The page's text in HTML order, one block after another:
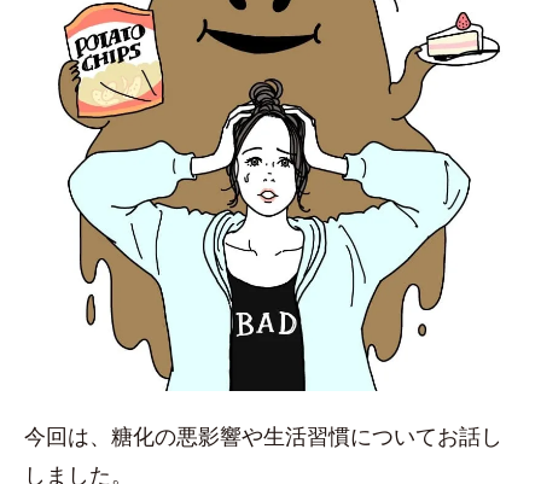
今回は、糖化の悪影響や生活習慣についてお話し
しました。